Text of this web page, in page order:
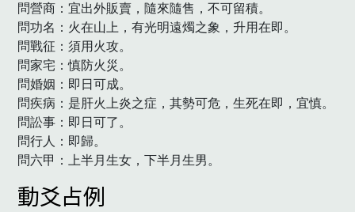
問營商：宜出外販賣，隨來隨售，不可留積。
問功名：火在山上，有光明遠燭之象，升用在即。
問戰征：須用火攻。
問家宅：慎防火災。
問婚姻：即日可成。
問疾病：是肝火上炎之症，其勢可危，生死在即，宜慎。
問訟事：即日可了。
問行人：即歸。
問六甲：上半月生女，下半月生男。
動爻占例